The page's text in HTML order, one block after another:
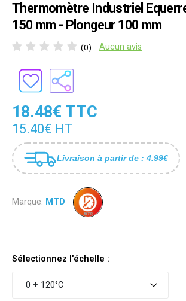
Thermomètre Industriel
150 mm - Plongeur 100 mm
(0) Aucun avis
18.48€ TTC
15.40€ HT
Livraison à partir de : 4.99€
Marque: MTD
Sélectionnez l'échelle :
0 + 120°C